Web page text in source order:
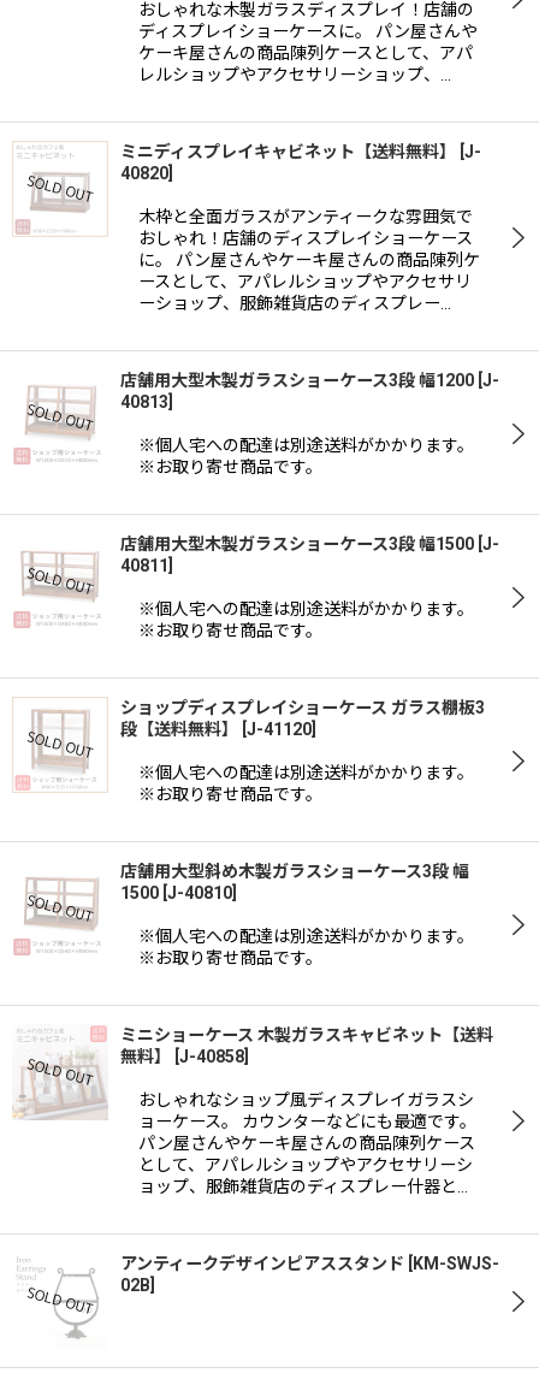
おしゃれな木製ガラスディスプレイ！店舗の
ディスプレイショーケースに。 パン屋さんや
ケーキ屋さんの商品陳列ケースとして、アパ
レルショップやアクセサリーショップ、…
ミニディスプレイキャビネット【送料無料】
J-
40820
木枠と全面ガラスがアンティークな雰囲気で
おしゃれ！店舗のディスプレイショーケース
に。 パン屋さんやケーキ屋さんの商品陳列ケ
ースとして、アパレルショップやアクセサリ
ーショップ、服飾雑貨店のディスプレー…
店舗用大型木製ガラスショーケース3段 幅1200 J-
40813
※個人宅への配達は別途送料がかかります。
※お取り寄せ商品です。
店舗用大型木製ガラスショーケース3段 幅1500 J-
40811
※個人宅への配達は別途送料がかかります。
※お取り寄せ商品です。
ショップディスプレイショーケース ガラス棚板3
段【送料無料】
J-41120
※個人宅への配達は別途送料がかかります。
※お取り寄せ商品です。
店舗用大型斜め木製ガラスショーケース3段 幅
1500 J-40810
※個人宅への配達は別途送料がかかります。
※お取り寄せ商品です。
ミニショーケース 木製ガラスキャビネット【送料
無料】
J-40858
おしゃれなショップ風ディスプレイガラスシ
ョーケース。 カウンターなどにも最適です。
パン屋さんやケーキ屋さんの商品陳列ケース
として、アパレルショップやアクセサリーシ
ョップ、服飾雑貨店のディスプレー什器と…
アンティークデザインピアススタンド
KM-SWJS-
02B